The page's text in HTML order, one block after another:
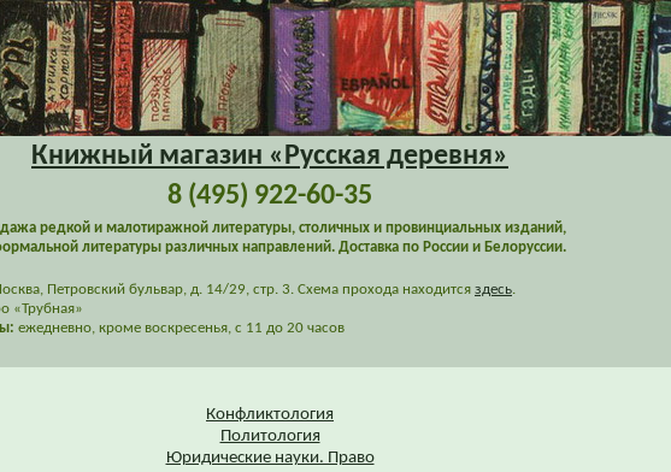
Книжный магазин «Русская деревня»
8 (495) 922-60-35
редкой и малотиражной литературы, столичных и провинциальных изданий,
литературы различных направлений. Доставка по России и Белоруссии.
Петровский бульвар, д. 14/29, стр. 3. Схема прохода находится здесь.
«Трубная»
ежедневно, кроме воскресенья, с 11 до 20 часов
Конфликтология
Политология
Юридические науки. Право